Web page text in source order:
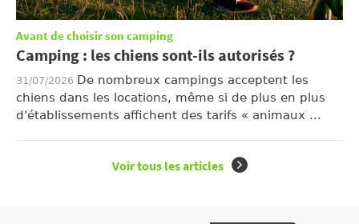
Avant de choisir son camping
Camping : les chiens sont-ils autorisés ?
31/07/2026 De nombreux campings acceptent les
chiens dans les locations, même si de plus en plus
d'établissements affichent des tarifs « animaux ...
Voir tous les articles